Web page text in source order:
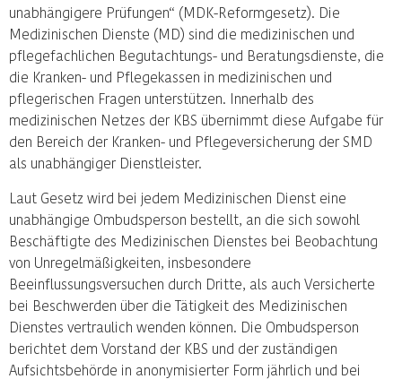
unabhängigere Prüfungen“ (MDK-Reformgesetz). Die
Medizinischen Dienste (MD) sind die medizinischen und
pflegefachlichen Begutachtungs- und Beratungsdienste, die
die Kranken- und Pflegekassen in medizinischen und
pflegerischen Fragen unterstützen. Innerhalb des
medizinischen Netzes der KBS übernimmt diese Aufgabe für
den Bereich der Kranken- und Pflegeversicherung der SMD
als unabhängiger Dienstleister.
Laut Gesetz wird bei jedem Medizinischen Dienst eine
unabhängige Ombudsperson bestellt, an die sich sowohl
Beschäftigte des Medizinischen Dienstes bei Beobachtung
von Unregelmäßigkeiten, insbesondere
Beeinflussungsversuchen durch Dritte, als auch Versicherte
bei Beschwerden über die Tätigkeit des Medizinischen
Dienstes vertraulich wenden können. Die Ombudsperson
berichtet dem Vorstand der KBS und der zuständigen
Aufsichtsbehörde in anonymisierter Form jährlich und bei